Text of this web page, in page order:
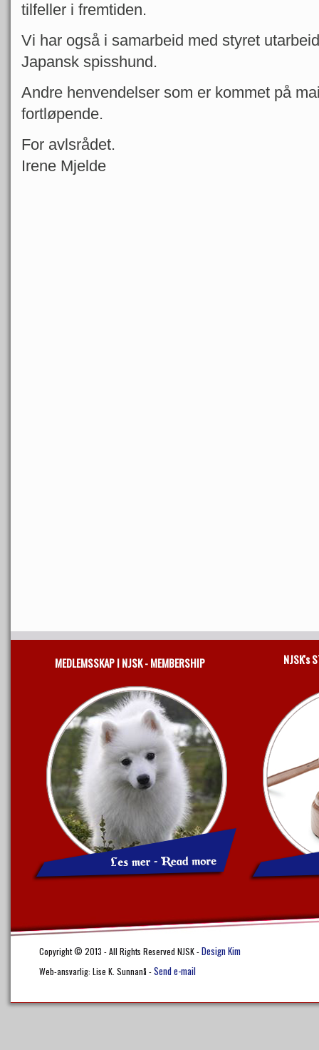
tilfeller i fremtiden.
Vi har også i samarbeid med styret
Japansk spisshund.
Andre henvendelser som er kommet på
fortløpende.
For avlsrådet.
Irene Mjelde
MEDLEMSSKAP I NJSK - MEMBERSHIP NJSK's
Copyright © 2013 - All Rights Reserved NJSK -Design Kim
Web-ansvarlig: Lise K. Sunnanå -Send e-mail